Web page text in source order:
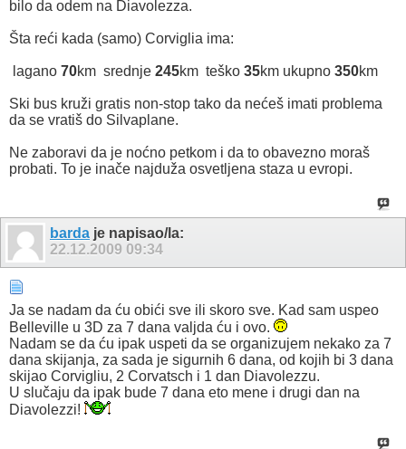
bilo da odem na Diavolezza.
Šta reći kada (samo) Corviglia ima:
lagano 70km srednje 245km teško 35km ukupno 350km
Ski bus kruži gratis non-stop tako da nećeš imati problema
da se vratiš do Silvaplane.
Ne zaboravi da je noćno petkom i da to obavezno moraš
probati. To je inače najduža osvetljena staza u evropi.
barda je napisao/la:
22.12.2009 09:34
Ja se nadam da ću obići sve ili skoro sve. Kad sam uspeo
Belleville u 3D za 7 dana valjda ću i ovo.
Nadam se da ću ipak uspeti da se organizujem nekako za 7
dana skijanja, za sada je sigurnih 6 dana, od kojih bi 3 dana
skijao Corvigliu, 2 Corvatsch i 1 dan Diavolezzu.
U slučaju da ipak bude 7 dana eto mene i drugi dan na
Diavolezzi!